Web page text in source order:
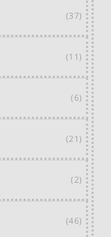
(37)
(11)
(6)
(21)
(2)
(46)